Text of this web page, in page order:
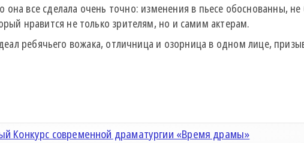
она все сделала очень точно: изменения в пьесе обоснованны,
нравится не только зрителям, но и самим актерам.
ребячьего вожака, отличница и озорница в одном лице,
Конкурс современной драматургии «Время драмы»